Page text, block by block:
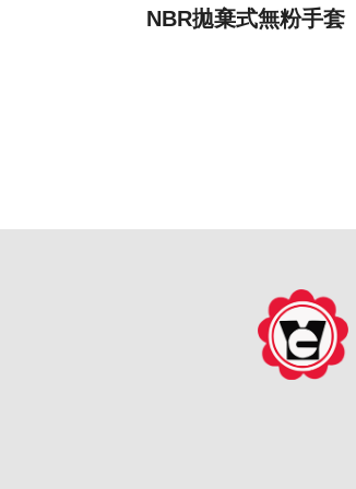
NBR拋棄式無粉手套